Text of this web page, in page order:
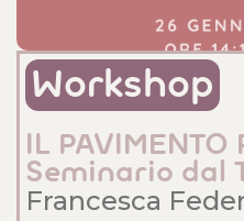
Workshop
IL PAVIMENTO
Seminario dal
Francesca